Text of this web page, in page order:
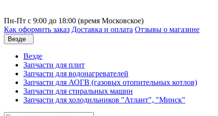
Пн-Пт с 9:00 до 18:00 (время Московское)
Как оформить заказ Доставка и оплата Отзывы о магазине
Везде
Везде
Запчасти для плит
Запчасти для водонагревателей
Запчасти для АОГВ (газовых отопительных котлов)
Запчасти для стиральных машин
Запчасти для холодильников "Атлант", "Минск"